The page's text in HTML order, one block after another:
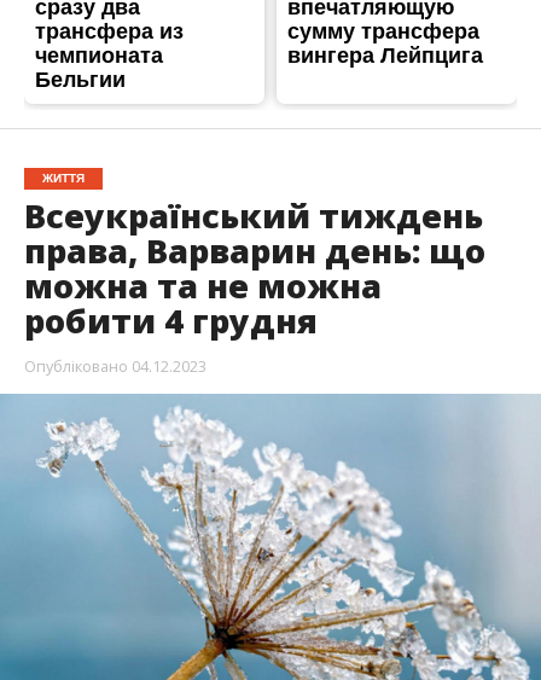
ЖИТТЯ
Всеукраїнський тиждень
права, Варварин день: що
можна та не можна
робити 4 грудня
Опубліковано 04.12.2023